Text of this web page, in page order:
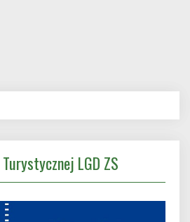
LGD ZS